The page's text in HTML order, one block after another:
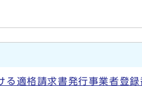
る適格請求書発行事業者登録